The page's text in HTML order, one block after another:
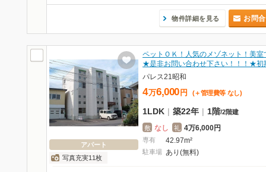
物件詳細を見る お問
アパート
写真充実11枚
ペットＯＫ！人気のメゾネット！美室
★是非お問い合わせ下さい！！！★
パレス21昭和
4万6,000 円 (＋管理費等 なし)
1LDK | 築22年 | 1階/2階建
敷 なし 礼 4万6,000円
専有 42.97m²
駐車場 あり(無料)